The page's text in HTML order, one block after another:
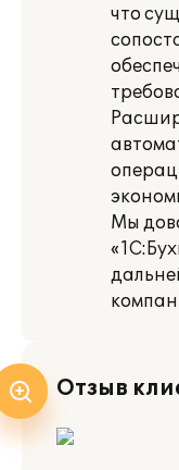
что
Мы
Отзыв